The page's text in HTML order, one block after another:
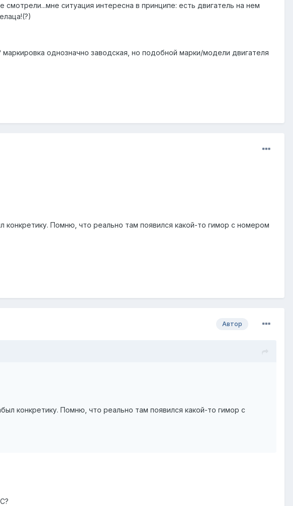
смотрели...мне ситуация интересна в принципе: есть двигатель на нем
однозначно заводская, но подобной марки/модели двигателя
конкретику. Помню, что реально там появился какой-то гимор с номером
Автор
конкретику. Помню, что реально там появился какой-то гимор с